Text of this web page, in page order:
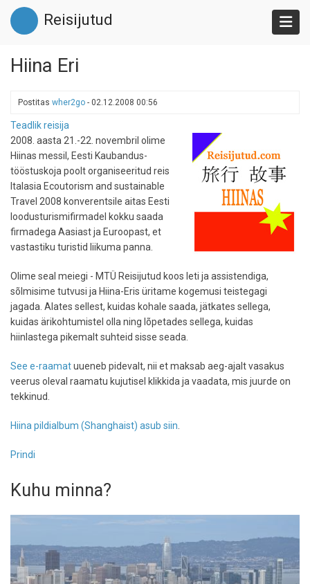
Liigu
edasi
põhisisu
Reisijutud
Hiina Eri
Postitas wher2go - 02.12.2008 00:56
Teadlik reisija
2008. aasta 21.-22. novembril olime
Hiinas messil, Eesti Kaubandus-
tööstuskoja poolt organiseeritud reis
Italasia Ecoutorism and sustainable
Travel 2008 konverentsile aitas Eesti
loodusturismifirmadel kokku saada
firmadega Aasiast ja Euroopast, et
vastastiku turistid liikuma panna.
Olime seal meiegi - MTÜ Reisijutud koos leti ja assistendiga,
sõlmisime tutvusi ja Hiina-Eris üritame kogemusi teistegagi
jagada. Alates sellest, kuidas kohale saada, jätkates sellega,
kuidas ärikohtumistel olla ning lõpetades sellega, kuidas
hiinlastega pikemalt suhteid sisse seada.
See e-raamatuueneb pidevalt, nii et maksab aeg-ajalt vasakus
veerus oleval raamatu kujutisel klikkida ja vaadata, mis juurde on
tekkinud.
Hiina pildialbum (Shanghaist) asub siin
Prindi
Kuhu minna?